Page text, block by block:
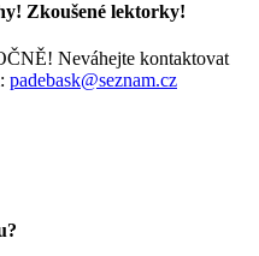
Zkoušené lektorky!
Neváhejte kontaktovat
padebask@seznam.cz